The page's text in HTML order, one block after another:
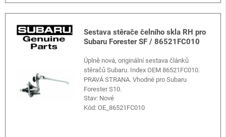
Sestava stěrače čelního skla RH pro
Subaru Forester SF / 86521FC010
Úplně nová, originální sestava článků
stěračů Subaru. Index OEM 86521FC010.
PRAVÁ STRANA. Vhodné pro Subaru
Forester S10.
Stav: Nové
Kód:OE_86521FC010